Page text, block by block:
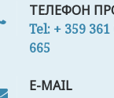
ТЕЛЕФОН
Tel: + 359 361
665
E-MAIL